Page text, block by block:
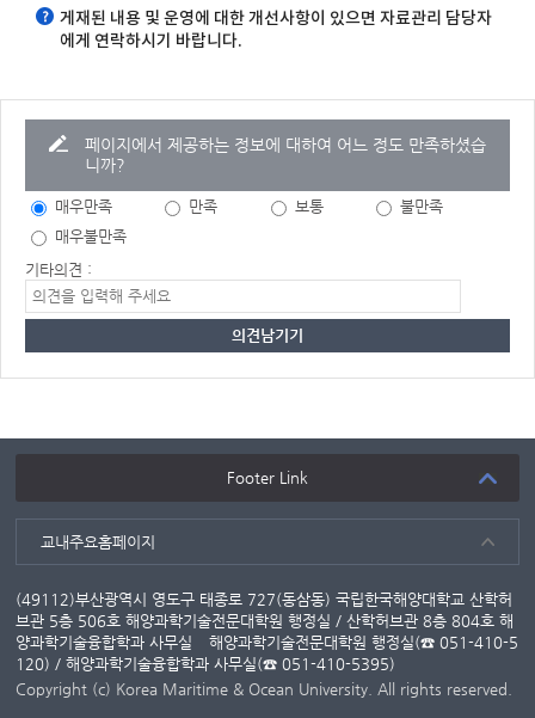
게재된 내용 및 운영에 대한 개선사항이 있으면 자료관리 담당자
에게 연락하시기 바랍니다.
페이지에서 제공하는 정보에 대하여 어느 정도 만족하셨습
니까?
매우만족 만족 보통
불만족
매우불만족
기타의견 :
Footer Link
교내주요홈페이지
(49112)부산광역시 영도구 태종로 727(동삼동) 국립한국해양대학교 산학허
브관 5층 506호 해양과학기술전문대학원 행정실 / 산학허브관 8층 804호 해
양과학기술융합학과 사무실
해양과학기술전문대학원 행정실(☎ 051-410-5
120) / 해양과학기술융합학과 사무실(☎ 051-410-5395)
Copyright (c) Korea Maritime & Ocean University. All rights reserved.